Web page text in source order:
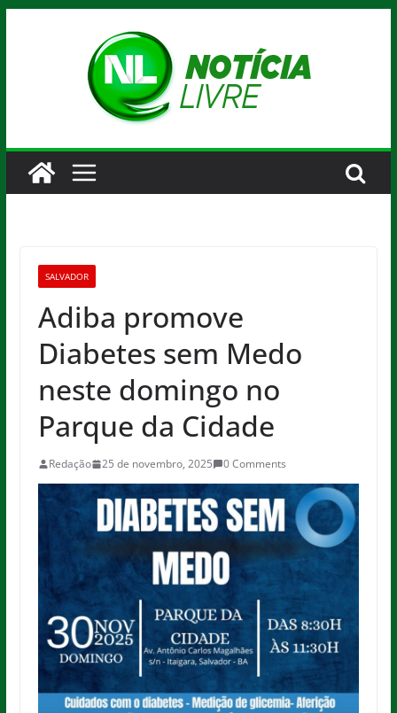
SALVADOR
Adiba promove
Diabetes sem Medo
neste domingo no
Parque da Cidade
Redação 25 de novembro, 2025 0 Comments